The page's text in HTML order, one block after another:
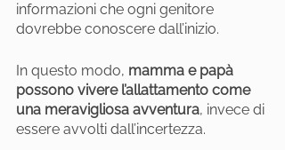
informazioni che ogni genitore
dovrebbe conoscere dall’inizio.
In questo modo, mamma e papà
possono vivere l’allattamento come
una meravigliosa avventura, invece di
essere avvolti dall’incertezza.